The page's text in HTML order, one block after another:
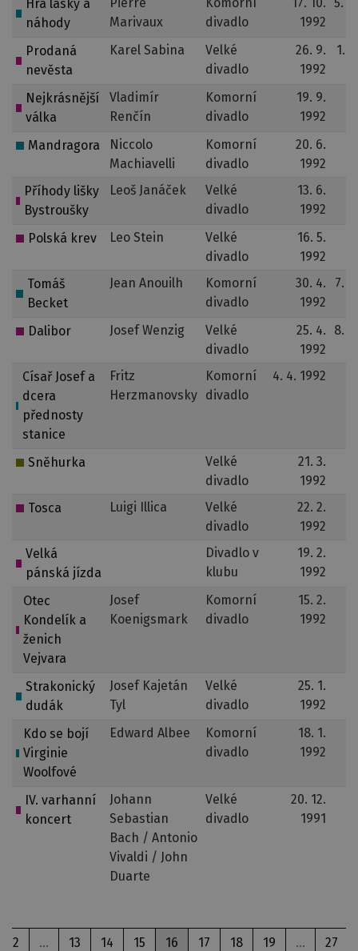
Hra lásky a
náhody
Marivaux
divadlo
1992
Prodaná
nevěsta
Karel Sabina
Velké
divadlo
26. 9.
1992
1.
Nejkrásnější
válka
Vladimír
Renčín
Komorní
divadlo
19. 9.
1992
Mandragora
Niccolo
Machiavelli
Komorní
divadlo
20. 6.
1992
Příhody lišky
Bystroušky
Leoš Janáček
Velké
divadlo
13. 6.
1992
Polská krev
Leo Stein
Velké
divadlo
16. 5.
1992
Tomáš
Becket
Jean Anouilh
Komorní
divadlo
30. 4.
1992
7.
Dalibor Josef Wenzig
Velké
divadlo
25. 4.
1992
8.
Císař Josef a
dcera
přednosty
stanice
Fritz
Herzmanovsky
Komorní
divadlo
4. 4. 1992
Sněhurka
Velké
divadlo
21. 3.
1992
Tosca Luigi Illica
Velké
divadlo
22. 2.
1992
Velká
pánská jízda
Divadlo v
klubu
19. 2.
1992
Otec
Kondelík a
ženich
Vejvara
Josef
Koenigsmark
Komorní
divadlo
15. 2.
1992
Strakonický
dudák
Josef Kajetán
Tyl
Velké
divadlo
25. 1.
1992
Kdo se bojí
Virginie
Woolfové
Edward Albee
Komorní
divadlo
18. 1.
1992
IV. varhanní
koncert
Johann
Sebastian
Bach / Antonio
Vivaldi / John
Duarte
Velké
divadlo
20. 12.
1991
2 ... 13 14 15 16 17 18 19 ... 27